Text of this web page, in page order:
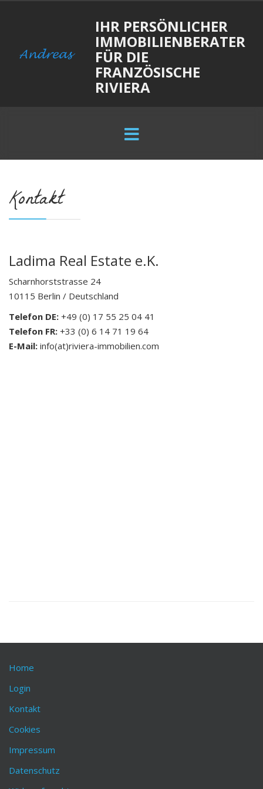
IHR PERSÖNLICHER
IMMOBILIENBERATER
FÜR DIE
FRANZÖSISCHE
RIVIERA
Kontakt
Ladima Real Estate e.K.
Scharnhorststrasse 24
10115 Berlin / Deutschland
Telefon DE: +49 (0) 17 55 25 04 41
Telefon FR: +33 (0) 6 14 71 19 64
E-Mail: info(at)riviera-immobilien.com
Home
Login
Kontakt
Cookies
Impressum
Datenschutz